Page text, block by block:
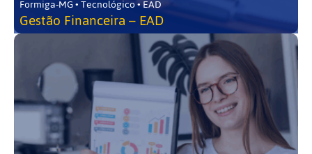
Formiga-MG • Tecnológico • EAD
Gestão Financeira – EAD